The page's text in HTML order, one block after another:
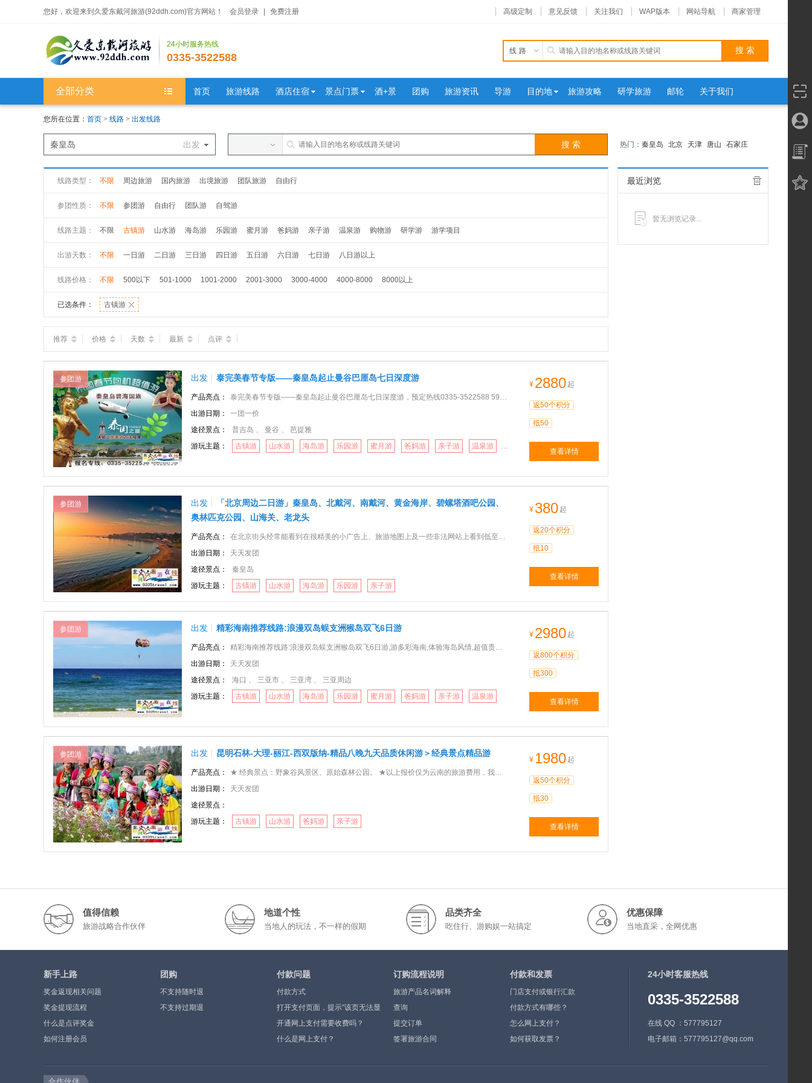
您好，欢迎来到久爱东戴河旅游(92ddh.com)官方网站！ 会员登录 免费注册 高级定制 意见反馈 关注我们 WAP版本 网站导航 商家管理
24小时服务热线
0335-3522588
线路
全部分类 首页 旅游线路 酒店住宿 景点门票 酒+景 团购 旅游资讯 导游 目的地 旅游攻略 研学旅游 邮轮 关于我们
您所在位置： 首页 > 线路 > 出发线路
出发
秦皇岛 热门： 秦皇岛 北京 天津 唐山 石家庄
线路类型： 不限 周边旅游 国内旅游 出境旅游 团队旅游 自由行
参团性质： 不限 参团游 自由行 团队游 自驾游
线路主题： 不限 古镇游 山水游 海岛游 乐园游 蜜月游 爸妈游 亲子游 温泉游 购物游 研学游 游学项目
出游天数： 不限 一日游 二日游 三日游 四日游 五日游 六日游 七日游 八日游以上
线路价格： 不限 500以下 501-1000 1001-2000 2001-3000 3000-4000 4000-8000 8000以上
已选条件： 古镇游
推荐 价格 天数 最新 点评
参团游 出发 泰完美春节专版——秦皇岛起止曼谷巴厘岛七日深度游
产品亮点：
泰完美春节专版——秦皇岛起止曼谷巴厘岛七日深度游，预定热线0335-3522588 5970555精彩景点应有尽有：1. 享受正宗泰式按摩，让
出游日期：
一团一价
途径景点：
普吉岛 、 曼谷 、 芭提雅
游玩主题：
古镇游 山水游 海岛游 乐园游 蜜月游 爸妈游 亲子游 温泉游 购物游
¥ 2880 起
返50个积分
抵50
查看详情
参团游 出发
「北京周边二日游」秦皇岛、北戴河、南戴河、黄金海岸、碧螺塔酒吧公园、
奥林匹克公园、山海关、老龙头
产品亮点：
在北京街头经常能看到在很精美的小广告上、旅游地图上及一些非法网站上看到低至70元 50元的一日游线路，很多还明目张胆的打着”
出游日期：
天天发团
途径景点：
秦皇岛
游玩主题：
古镇游 山水游 海岛游 乐园游 亲子游
¥ 380 起
返20个积分
抵10
查看详情
参团游 出发 精彩海南推荐线路:浪漫双岛蜈支洲猴岛双飞6日游
产品亮点：
精彩海南推荐线路:浪漫双岛蜈支洲猴岛双飞6日游,游多彩海南,体验海岛风情,超值贵族享受
出游日期：
天天发团
途径景点：
海口 、 三亚市 、 三亚湾 、 三亚周边
游玩主题：
古镇游 山水游 海岛游 乐园游 蜜月游 爸妈游 亲子游 温泉游
¥ 2980 起
返800个积分
抵300
查看详情
参团游 出发 昆明石林-大理-丽江-西双版纳-精品八晚九天品质休闲游＞经典景点精品游
产品亮点：
★ 经典景点：野象谷风景区、原始森林公园。 ★以上报价仅为云南的旅游费用，我社可提供出发地到昆明往返特价机票，如需要包出发
出游日期：
天天发团
途径景点：
游玩主题：
古镇游 山水游 爸妈游 亲子游
¥ 1980 起
返50个积分
抵30
查看详情
最近浏览
暂无浏览记录...
值得信赖
旅游战略合作伙伴
地道个性
当地人的玩法，不一样的假期
品类齐全
吃住行、游购娱一站搞定
优惠保障
当地直采，全网优惠
新手上路
奖金返现相关问题
奖金提现流程
什么是点评奖金
如何注册会员
团购
不支持随时退
不支持过期退
付款问题
付款方式
打开支付页面，提示”该页无法显
示”或空白页，可能是什么原因？
开通网上支付需要收费吗？
什么是网上支付？
订购流程说明
旅游产品名词解释
查询
提交订单
签署旅游合同
付款和发票
门店支付或银行汇款
付款方式有哪些？
怎么网上支付？
如何获取发票？
24小时客服热线
0335-3522588
在线 QQ ：577795127
电子邮箱：577795127@qq.com